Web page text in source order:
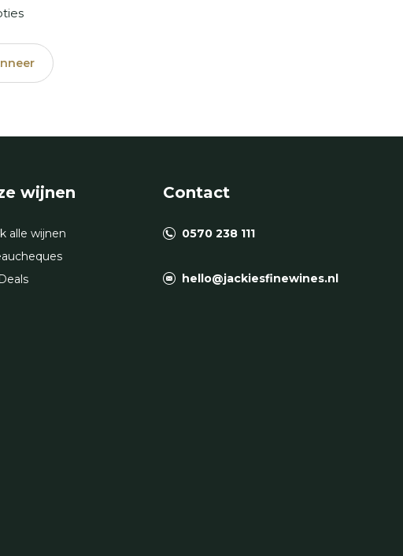
wijnen
alle wijnen
Contact
0570 238 111
hello@jackiesfinewines.nl